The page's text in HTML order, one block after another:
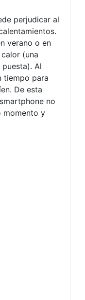
perjudicar al
verano o en
(una
Al
tiempo para
De esta
no
momento y